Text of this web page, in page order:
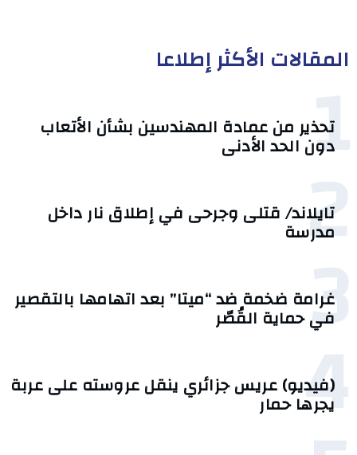
المقالات الأكثر إطلاعا
1
تحذير من عمادة المهندسين بشأن الأتعاب
دون الحد الأدنى
2
تايلاند/ قتلى وجرحى في إطلاق نار داخل
مدرسة
3
غرامة ضخمة ضد “ميتا” بعد اتهامها بالتقصير
في حماية القُصّر
4
(فيديو) عريس جزائري ينقل عروسته على عربة
يجرها حمار